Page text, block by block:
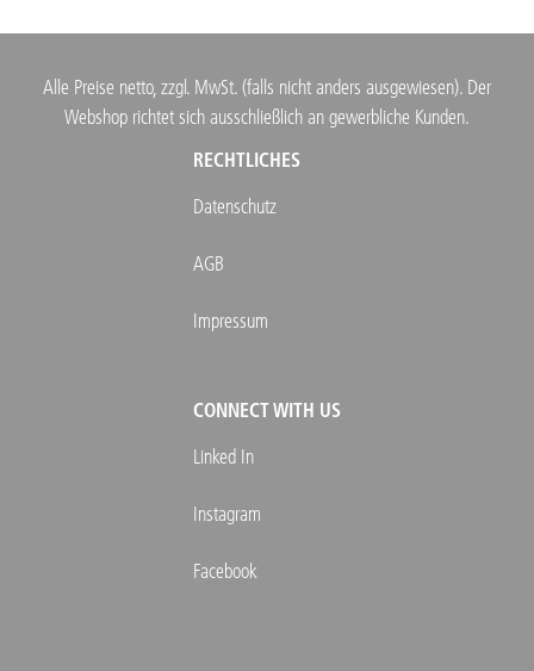
Alle Preise netto, zzgl. MwSt. (falls nicht anders ausgewiesen). Der
Webshop richtet sich ausschließlich an gewerbliche Kunden.
RECHTLICHES
Datenschutz
AGB
Impressum
CONNECT WITH US
Linked In
Instagram
Facebook